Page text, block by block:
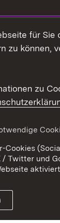
für
zu können,
zu
Cookies
/ Twitter und